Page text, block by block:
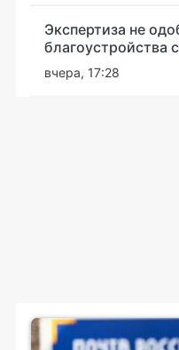
Экспертиза не
благоустройства
вчера, 17:28